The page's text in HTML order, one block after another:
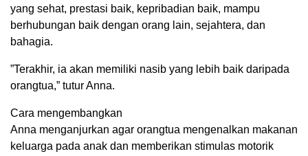
yang sehat, prestasi baik, kepribadian baik, mampu
berhubungan baik dengan orang lain, sejahtera, dan
bahagia.
”Terakhir, ia akan memiliki nasib yang lebih baik daripada
orangtua,” tutur Anna.
Cara mengembangkan
Anna menganjurkan agar orangtua mengenalkan makanan
keluarga pada anak dan memberikan stimulas motorik